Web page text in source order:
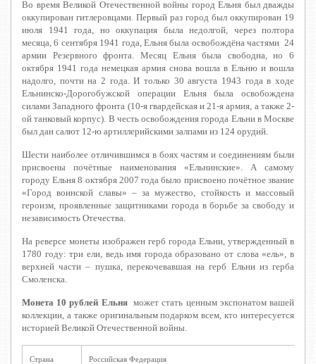
Во время Великой Отечественной войны город Ельня был дважды
оккупирован гитлеровцами. Первый раз город был оккупирован 19
июля 1941 года, но оккупация была недолгой, через полтора
месяца, 6 сентября 1941 года, Ельня была освобождёна частями 24
армии Резервного фронта. Месяц Ельня была свободна, но 6
октября 1941 года немецкая армия снова вошла в Ельню и вошла
надолго, почти на 2 года. И только 30 августа 1943 года в ходе
Ельнинско-Дорогобужской операции Ельня была освобождена
силами Западного фронта (10-я гвардейская и 21-я армия, а также 2-
ой танковый корпус). В честь освобождения города Ельни в Москве
был дан салют 12-ю артиллерийскими залпами из 124 орудий.
Шести наиболее отличившимся в боях частям и соединениям были
присвоены почётные наименования «Ельнинские». А самому
городу Ельня 8 октября 2007 года было присвоено почётное звание
«Город воинской славы» – за мужество, стойкость и массовый
героизм, проявленные защитниками города в борьбе за свободу и
независимость Отечества.
На реверсе монеты изображен герб города Ельни, утвержденный в
1780 году: три ели, ведь имя города образовано от слова «ель», в
верхней части – пушка, перекочевавшая на герб Ельни из герба
Смоленска.
Монета 10 рублей Ельняможет стать ценным экспонатом вашей
коллекции, а также оригинальным подарком всем, кто интересуется
историей Великой Отечественной войны.
Страна Российская Федерация